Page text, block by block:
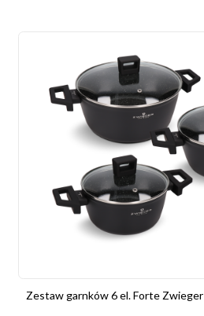
Zestaw garnków 6 el. Forte Zwieger